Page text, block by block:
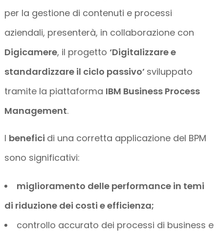
per la gestione di contenuti e processi
aziendali, presenterà, in collaborazione con
Digicamere, il progetto‘Digitalizzare e
standardizzare il ciclo passivo’ sviluppato
tramite la piattaforma IBM Business Process
Management.
I benefici di una corretta applicazione del BPM
sono significativi:
miglioramento delle performance in temi
di riduzione dei costi e efficienza;
controllo accurato dei processi di business e